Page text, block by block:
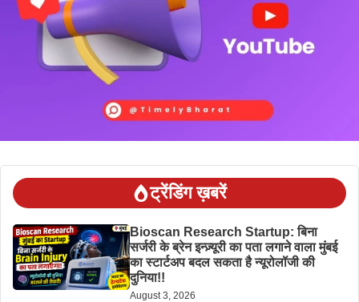
ट्रेंडिंग ख़बरें
Bioscan Research Startup: बिना
सर्जरी के ब्रेन इन्ज़्यूरी का पता लगाने वाला मुंबई
का स्टार्टअप बदल सकता है न्यूरोलॉजी की
दुनिया!!
August 3, 2026